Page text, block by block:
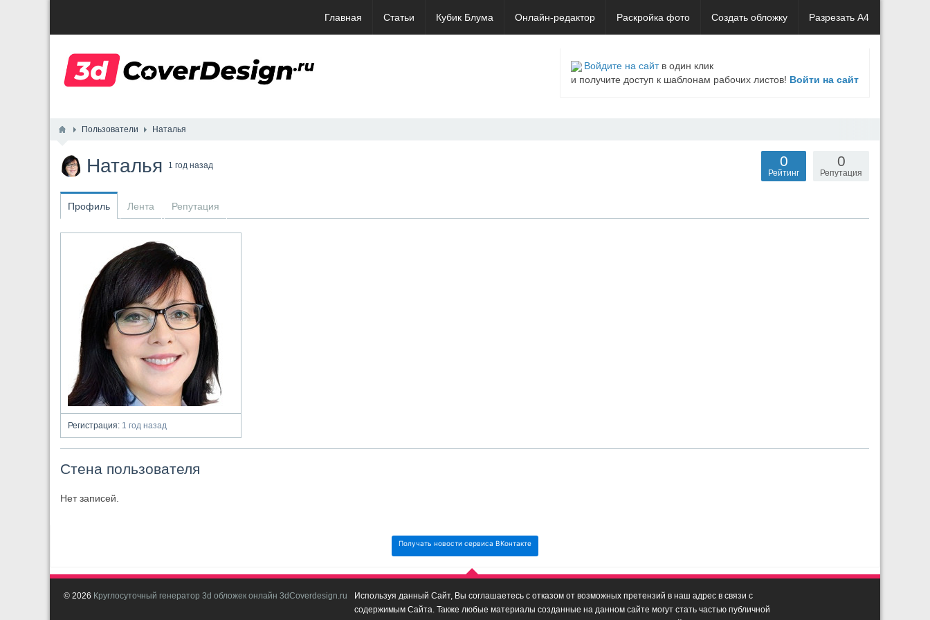
Главная Статьи Кубик Блума Онлайн-редактор Раскройка фото Создать обложку Разрезать А4
Войдите на сайтв один клик
и получите доступ к шаблонам рабочих листов! Войти на сайт
Пользователи Наталья
Наталья 1 год назад 0
Репутация
0
Рейтинг
Профиль Лента Репутация
Регистрация: 1 год назад
Стена пользователя
Нет записей.
Получать новости сервиса ВКонтакте
© 2026 Круглосуточный генератор 3d обложек онлайн 3dCoverdesign.ru
Используя данный Сайт, Вы соглашаетесь с отказом от возможных претензий в наш адрес в связи с
содержимым Сайта. Также любые материалы созданные на данном сайте могут стать частью публичной